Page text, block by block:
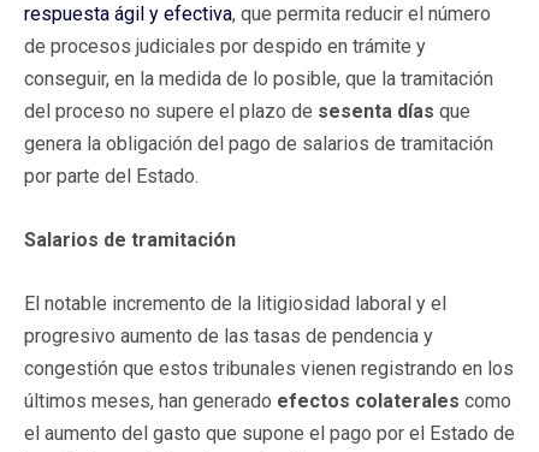
respuesta ágil y efectiva, que permita reducir el número
de procesos judiciales por despido en trámite y
conseguir, en la medida de lo posible, que la tramitación
del proceso no supere el plazo de sesenta días que
genera la obligación del pago de salarios de tramitación
por parte del Estado.
Salarios de tramitación
El notable incremento de la litigiosidad laboral y el
progresivo aumento de las tasas de pendencia y
congestión que estos tribunales vienen registrando en los
últimos meses, han generado efectos colaterales como
el aumento del gasto que supone el pago por el Estado de